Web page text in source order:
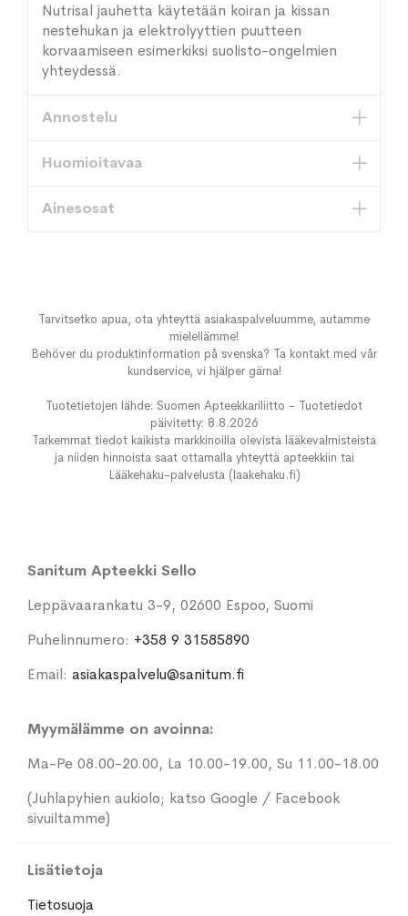
Nutrisal jauhetta käytetään koiran ja kissan
nestehukan ja elektrolyyttien puutteen
korvaamiseen esimerkiksi suolisto-ongelmien
yhteydessä.
Annostelu
Huomioitavaa
Ainesosat
Tarvitsetko apua, ota yhteyttä asiakaspalveluumme, autamme
mielellämme!
Behöver du produktinformation på svenska? Ta kontakt med vår
kundservice, vi hjälper gärna!
Tuotetietojen lähde: Suomen Apteekkariliitto - Tuotetiedot
päivitetty: 8.8.2026
Tarkemmat tiedot kaikista markkinoilla olevista lääkevalmisteista
ja niiden hinnoista saat ottamalla yhteyttä apteekkiin tai
Lääkehaku-palvelusta (laakehaku.fi)
Sanitum Apteekki Sello
Leppävaarankatu 3-9, 02600 Espoo, Suomi
Puhelinnumero: +358 9 31585890
Email: asiakaspalvelu@sanitum.fi
Myymälämme on avoinna:
Ma-Pe 08.00-20.00, La 10.00-19.00, Su 11.00-18.00
(Juhlapyhien aukiolo; katso Google / Facebook
sivuiltamme)
Lisätietoja
Tietosuoja